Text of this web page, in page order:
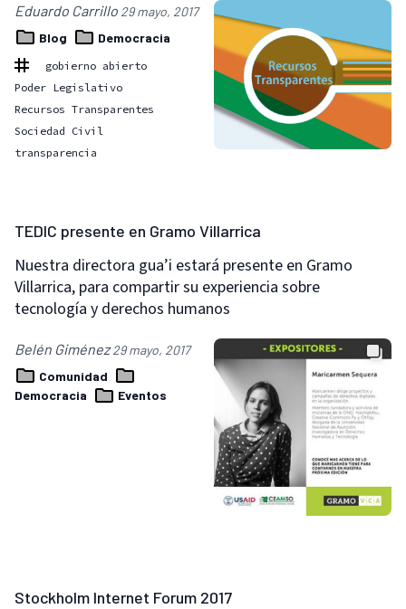
Eduardo Carrillo 29 mayo, 2017
Blog
Democracia
gobierno abierto
Poder Legislativo
Recursos Transparentes
Sociedad Civil
transparencia
TEDIC presente en Gramo Villarrica
Nuestra directora gua’i estará presente en Gramo
Villarrica, para compartir su experiencia sobre
tecnología y derechos humanos
Belén Giménez29 mayo, 2017
Comunidad
Democracia
Eventos
Stockholm Internet Forum 2017